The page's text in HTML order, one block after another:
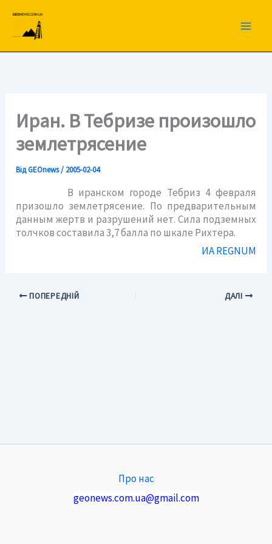
вмісту
Иран. В Тебризе произошло
землетрясение
ВідGEOnews/ 2005-02-04
В иранском городе Тебриз 4 февраля
призошло землетрясение. По предварительным
данным жертв и разрушений нет. Сила подземных
толчков составила 3,7 балла по шкале Рихтера.
ИА REGNUM
ПОПЕРЕДНІЙ ДАЛІ
Про нас
geonews.com.ua@gmail.com